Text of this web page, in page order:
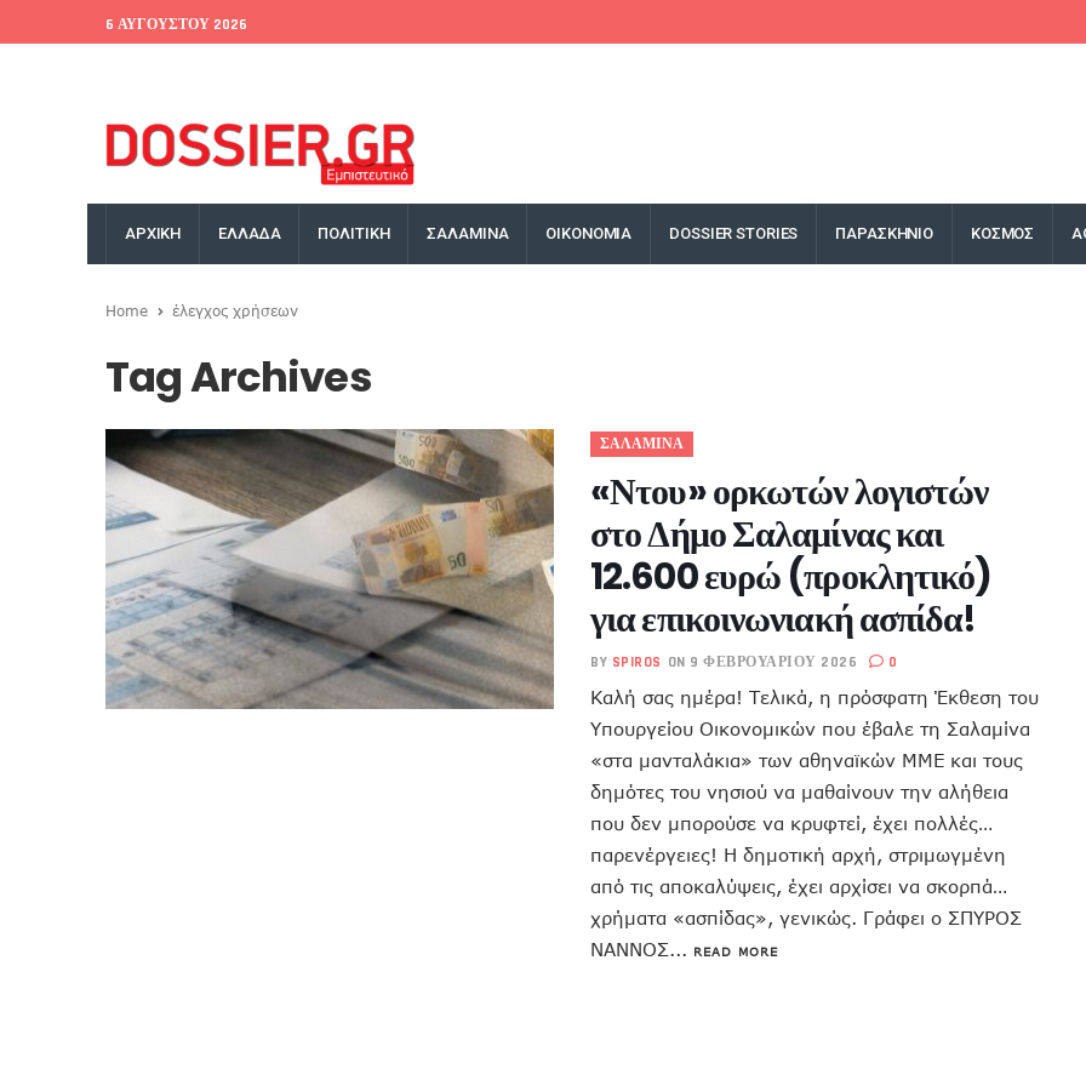
6 ΑΥΓΟΎΣΤΟΥ 2026
ΑΡΧΙΚΗ ΕΛΛΑΔΑ ΠΟΛΙΤΙΚΗ ΣΑΛΑΜΙΝΑ ΟΙΚΟΝΟΜΙΑ DOSSIER STORIES ΠΑΡΑΣΚΗΝΙΟ ΚΟΣΜΟΣ
Home έλεγχος χρήσεων
Tag Archives
ΣΑΛΑΜΙΝΑ
«Ντου» ορκωτών λογιστών
στο Δήμο Σαλαμίνας και
12.600 ευρώ (προκλητικό)
για επικοινωνιακή ασπίδα!
BY SPIROS ON 9 ΦΕΒΡΟΥΑΡΊΟΥ 2026 0
Καλή σας ημέρα! Τελικά, η πρόσφατη Έκθεση του
Υπουργείου Οικονομικών που έβαλε τη Σαλαμίνα
«στα μανταλάκια» των αθηναϊκών ΜΜΕ και τους
δημότες του νησιού να μαθαίνουν την αλήθεια
που δεν μπορούσε να κρυφτεί, έχει πολλές…
παρενέργειες! Η δημοτική αρχή, στριμωγμένη
από τις αποκαλύψεις, έχει αρχίσει να σκορπά…
χρήματα «ασπίδας», γενικώς. Γράφει ο ΣΠΥΡΟΣ
ΝΑΝΝΟΣ... READ MORE